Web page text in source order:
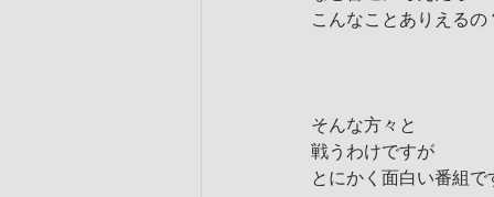
こんなことありえるの
そんな方々と
戦うわけですが
とにかく面白い番組で